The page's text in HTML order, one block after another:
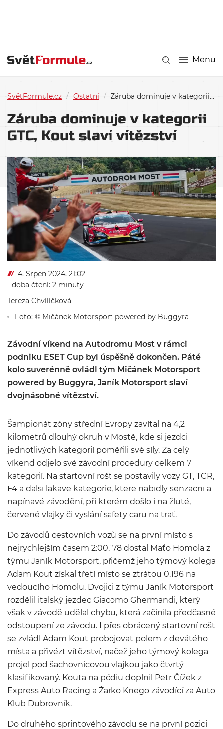
Menu
SvětFormule.cz / Ostatní / Záruba dominuje v kategorii GTC, Kout slaví vítězství
Záruba dominuje v kategorii
GTC, Kout slaví vítězství
4. Srpen 2024, 21:02
- doba čtení: 2 minuty
Tereza Chvílíčková
Foto: © Mičánek Motorsport powered by Buggyra
Závodní víkend na Autodromu Most v rámci
podniku ESET Cup byl úspěšně dokončen. Páté
kolo suverénně ovládl tým Mičánek Motorsport
powered by Buggyra, Janík Motorsport slaví
dvojnásobné vítězství.
Šampionát zóny střední Evropy zavítal na 4,2
kilometrů dlouhý okruh v Mostě, kde si jezdci
jednotlivých kategorií poměřili své síly. Za celý
víkend odjelo své závodní procedury celkem 7
kategorií. Na startovní rošt se postavily vozy GT, TCR,
F4 a další lákavé kategorie, které nabídly senzační a
napínavé závodění, při kterém došlo i na žluté,
červené vlajky či vyslání safety caru na trať.
Do závodů cestovních vozů se na první místo s
nejrychlejším časem 2:00.178 dostal Maťo Homola z
týmu Janík Motorsport, přičemž jeho týmový kolega
Adam Kout získal třetí místo se ztrátou 0.196 na
vedoucího Homolu. Dvojici z týmu Janík Motorsport
rozdělil italský jezdec Giacomo Ghermandi, který
však v závodě udělal chybu, která začinila předčasné
odstoupení ze závodu. I přes obrácený startovní rošt
se zvládl Adam Kout probojovat polem z devátého
místa a přivézt vítězství, načež jeho týmový kolega
projel pod šachovnicovou vlajkou jako čtvrtý
klasifikovaný. Kouta na pódiu doplnil Petr Čížek z
Express Auto Racing a Žarko Knego závodící za Auto
Klub Dubrovník.
Do druhého sprintového závodu se na první pozici